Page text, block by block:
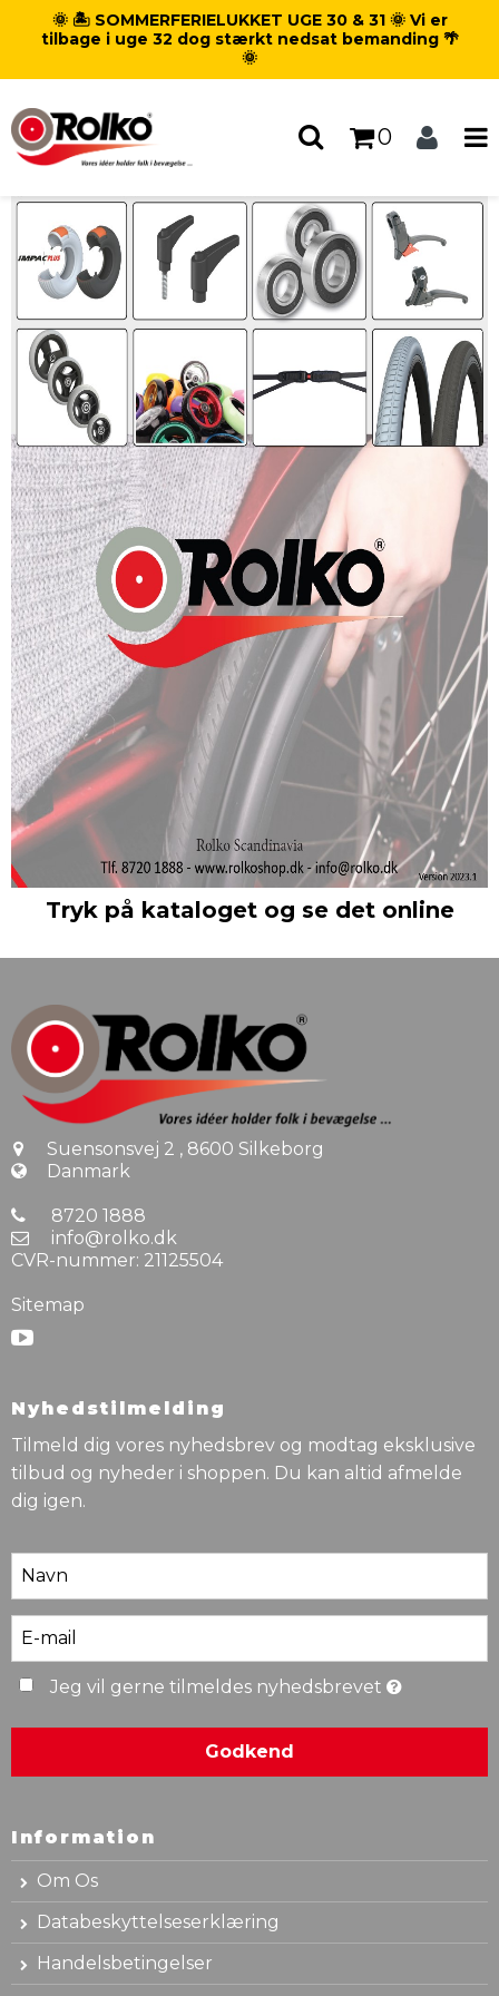
🌞 🏝️ SOMMERFERIELUKKET UGE 30 & 31 🌞 Vi er
tilbage i uge 32 dog stærkt nedsat bemanding 🌴
🌞
0
Forside / Katalog
Tryk på kataloget og se det online
Suensonsvej 2 , 8600 Silkeborg
Danmark
8720 1888
info@rolko.dk
CVR-nummer: 21125504
Sitemap
Nyhedstilmelding
Tilmeld dig vores nyhedsbrev og modtag eksklusive
tilbud og nyheder i shoppen. Du kan altid afmelde
dig igen.
Jeg vil gerne tilmeldes nyhedsbrevet
Godkend
Information
Om Os
Databeskyttelseserklæring
Handelsbetingelser